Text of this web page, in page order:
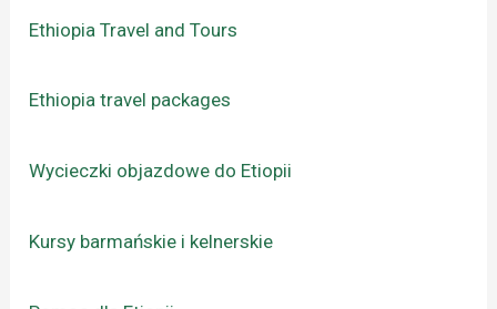
Ethiopia Travel and Tours
Ethiopia travel packages
Wycieczki objazdowe do Etiopii
Kursy barmańskie i kelnerskie